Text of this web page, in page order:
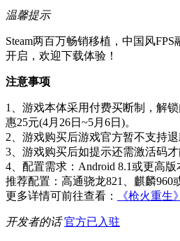
温馨提示
Steam两百万畅销移植，中国风
开启，欢迎下载体验！
注意事项
1、游戏本体采用付费买断制，解
惠25元(4月26日~5月6日)。
2、游戏购买后游戏官方暂不支持
3、游戏购买后如提示还需激活码
4、配置需求：Android 8.1或更高
推荐配置：高通骁龙821、麒麟960
更多详情可前往查看：
《枪火重生
开发者的话 官方已入驻